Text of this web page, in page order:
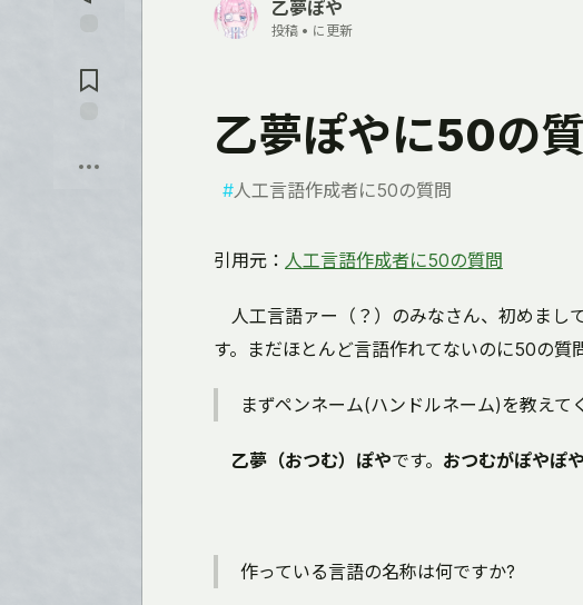
メ
ン
ぶ
乙夢ぽや
投稿 • に更新
乙夢ぽやに50の
#人工言語作成者に50の質問
引用元： 人工言語作成者に50の質問
人工言語ァー（？）のみなさん、初めまし
す。まだほとんど言語作れてないのに50の質
まずペンネーム(ハンドルネーム)を教えて
乙夢（おつむ）ぽやです。 おつむがぽやぽ
作っている言語の名称は何ですか?